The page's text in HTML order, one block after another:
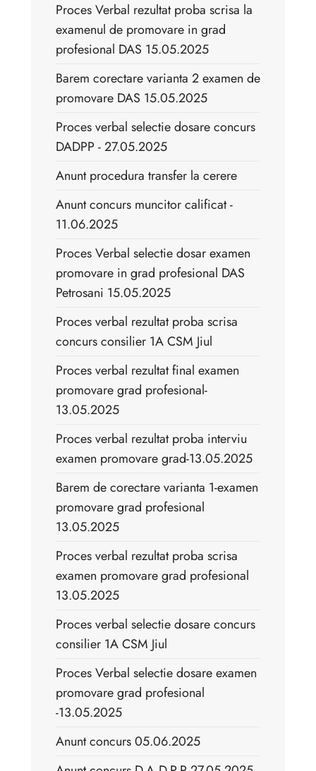
Proces Verbal rezultat proba scrisa la
examenul de promovare in grad
profesional DAS 15.05.2025
Barem corectare varianta 2 examen de
promovare DAS 15.05.2025
Proces verbal selectie dosare concurs
DADPP - 27.05.2025
Anunt procedura transfer la cerere
Anunt concurs muncitor calificat -
11.06.2025
Proces Verbal selectie dosar examen
promovare in grad profesional DAS
Petrosani 15.05.2025
Proces verbal rezultat proba scrisa
concurs consilier 1A CSM Jiul
Proces verbal rezultat final examen
promovare grad profesional-
13.05.2025
Proces verbal rezultat proba interviu
examen promovare grad-13.05.2025
Barem de corectare varianta 1-examen
promovare grad profesional
13.05.2025
Proces verbal rezultat proba scrisa
examen promovare grad profesional
13.05.2025
Proces verbal selectie dosare concurs
consilier 1A CSM Jiul
Proces Verbal selectie dosare examen
promovare grad profesional
-13.05.2025
Anunt concurs 05.06.2025